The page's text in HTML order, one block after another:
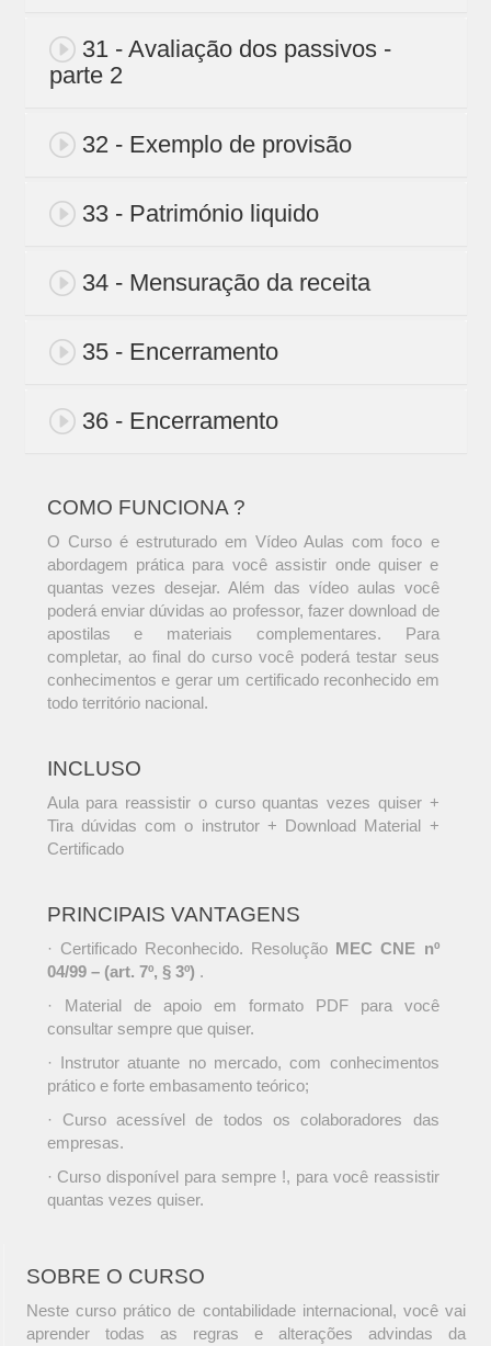
31 - Avaliação dos passivos -
parte 2
32 - Exemplo de provisão
33 - Património liquido
34 - Mensuração da receita
35 - Encerramento
36 - Encerramento
COMO FUNCIONA ?
O Curso é estruturado em Vídeo Aulas com foco e
abordagem prática para você assistir onde quiser e
quantas vezes desejar. Além das vídeo aulas você
poderá enviar dúvidas ao professor, fazer download de
apostilas e materiais complementares. Para
completar, ao final do curso você poderá testar seus
conhecimentos e gerar um certificado reconhecido em
todo território nacional.
INCLUSO
Aula para reassistir o curso quantas vezes quiser +
Tira dúvidas com o instrutor + Download Material +
Certificado
PRINCIPAIS VANTAGENS
· Certificado Reconhecido. Resolução MEC CNE nº
04/99 – (art. 7º, § 3º) .
· Material de apoio em formato PDF para você
consultar sempre que quiser.
· Instrutor atuante no mercado, com conhecimentos
prático e forte embasamento teórico;
· Curso acessível de todos os colaboradores das
empresas.
· Curso disponível para sempre !, para você reassistir
quantas vezes quiser.
SOBRE O CURSO
Neste curso prático de contabilidade internacional, você vai
aprender todas as regras e alterações advindas da